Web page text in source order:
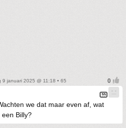
9 januari 2025 @ 11:18 • 65
we dat maar even af, wat
Billy?